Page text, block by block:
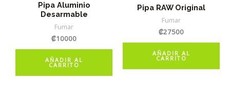
Pipa Aluminio
Desarmable
Fumar
₡10000
AÑADIR AL
CARRITO
Pipa RAW Original
Fumar
₡27500
AÑADIR AL
CARRITO